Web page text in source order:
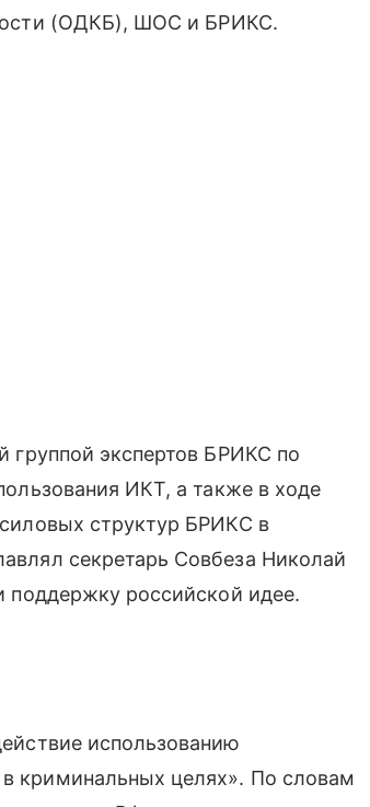
(ОДКБ), ШОС и БРИКС.
группой экспертов БРИКС по
ИКТ, а также в ходе
структур БРИКС в
секретарь Совбеза Николай
российской идее.
использованию
криминальных целях». По словам